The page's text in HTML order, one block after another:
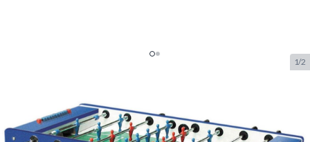
1/2
Garlando G-2000 Blauw
Doorlopende Stangen